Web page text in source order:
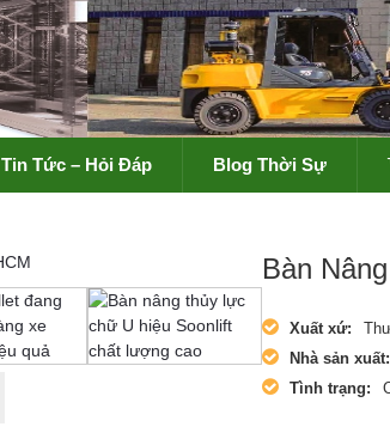
Tin Tức – Hỏi Đáp Blog Thời Sự
Bàn
Xuất xứ:
Nhà sản xuất:
Tình trạng: